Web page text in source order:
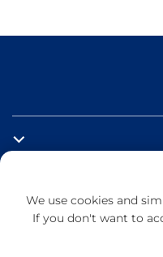
We use cookies and
If you don't want to